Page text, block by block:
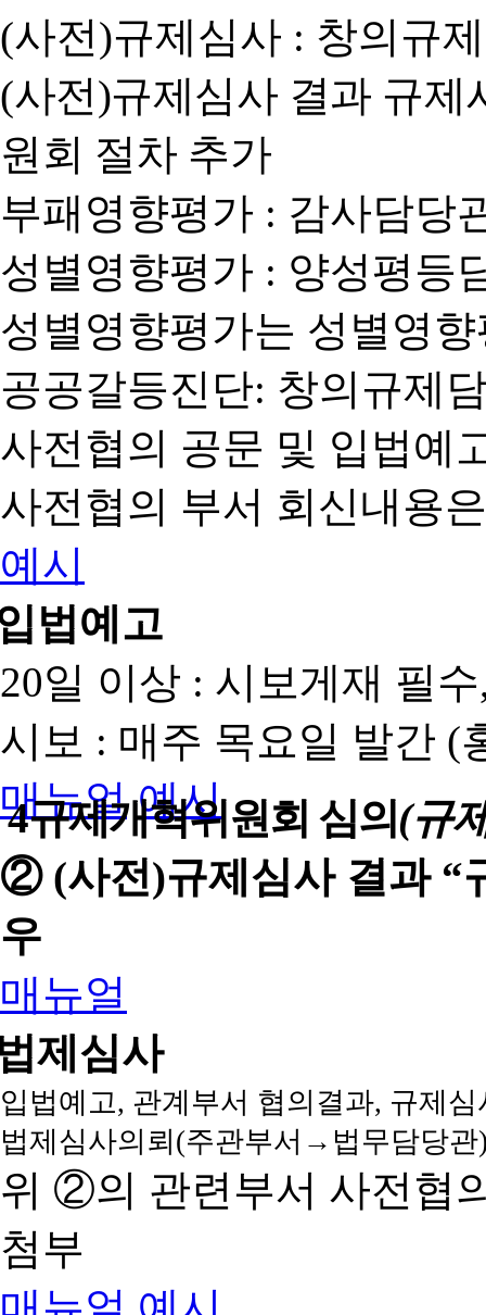
(사전)규제심사 : 창의규
(사전)규제심사 결과 규
원회 절차 추가
부패영향평가 : 감사담당
성별영향평가 : 양성평등
성별영향평가는 성별영
공공갈등진단: 창의규제
사전협의 공문 및 입법예
사전협의 부서 회신내용
예시
법예고
20일 이상 : 시보게재 필
시보 : 매주 목요일 발간 (
매뉴얼 예시
4규제개혁위원회 심의(규
② (사전)규제심사 결과 “
우
매뉴얼
제심사
입법예고, 관계부서 협의결과, 규제
법제심사의뢰(주관부서→법무담당
위 ②의 관련부서 사전협
첨부